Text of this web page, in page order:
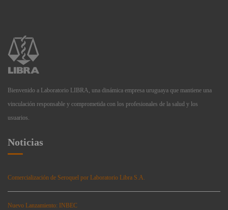
Bienvenido a Laboratorio LIBRA, una dinámica empresa uruguaya que mantiene una
vinculación responsable y comprometida con los profesionales de la salud y los
usuarios.
Noticias
Comercialización de Seroquel por Laboratorio Libra S.A.
Nuevo Lanzamiento: INBEC